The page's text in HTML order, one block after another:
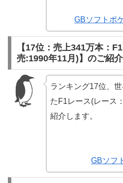
GBソフトポ
【17位：売上341万本：
売:1990年11月)】のご紹介
ランキング17位、
たF1レース(レース
紹介します。
GBソフ